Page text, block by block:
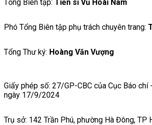
Tổng Biên tập: Tiến sĩ Vũ Hoài Nam
Phó Tổng Biên tập phụ trách chuyên trang:
Tổng Thư ký: Hoàng Văn Vượng
Giấy phép số: 27/GP-CBC của Cục Báo chí
ngày 17/9/2024
Trụ sở: 142 Trần Phú, phường Hà Đông, TP